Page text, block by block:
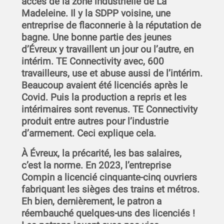
Madeleine. Il y la SDPP voisine, une
entreprise de flaconnerie à la réputation de
bagne. Une bonne partie des jeunes
d’Évreux y travaillent un jour ou l’autre, en
intérim. TE Connectivity avec, 600
travailleurs, use et abuse aussi de l’intérim.
Beaucoup avaient été licenciés après le
Covid. Puis la production a repris et les
intérimaires sont revenus. TE Connectivity
produit entre autres pour l’industrie
d’armement. Ceci explique cela.
À Évreux, la précarité, les bas salaires,
c’est la norme. En 2023, l’entreprise
Compin a licencié cinquante-cinq ouvriers
fabriquant les sièges des trains et métros.
Eh bien, dernièrement, le patron a
réembauché quelques-uns des licenciés !